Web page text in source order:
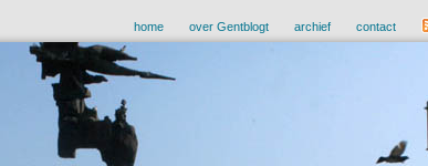
home over Gentblogt archief contact